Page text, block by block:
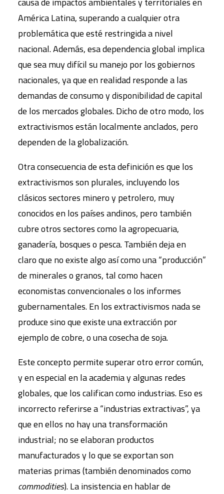
América Latina, superando a cualquier otra
problemática que esté restringida a nivel
nacional. Además, esa dependencia global implica
que sea muy difícil su manejo por los gobiernos
nacionales, ya que en realidad responde a las
demandas de consumo y disponibilidad de capital
de los mercados globales. Dicho de otro modo, los
extractivismos están localmente anclados, pero
dependen de la globalización.
Otra consecuencia de esta definición es que los
extractivismos son plurales, incluyendo los
clásicos sectores minero y petrolero, muy
conocidos en los países andinos, pero también
cubre otros sectores como la agropecuaria,
ganadería, bosques o pesca. También deja en
claro que no existe algo así como una “producción”
de minerales o granos, tal como hacen
economistas convencionales o los informes
gubernamentales. En los extractivismos nada se
produce sino que existe una extracción por
ejemplo de cobre, o una cosecha de soja.
Este concepto permite superar otro error común,
y en especial en la academia y algunas redes
globales, que los califican como industrias. Eso es
incorrecto referirse a “industrias extractivas”, ya
que en ellos no hay una transformación
industrial; no se elaboran productos
manufacturados y lo que se exportan son
materias primas (también denominados como
commodities). La insistencia en hablar de